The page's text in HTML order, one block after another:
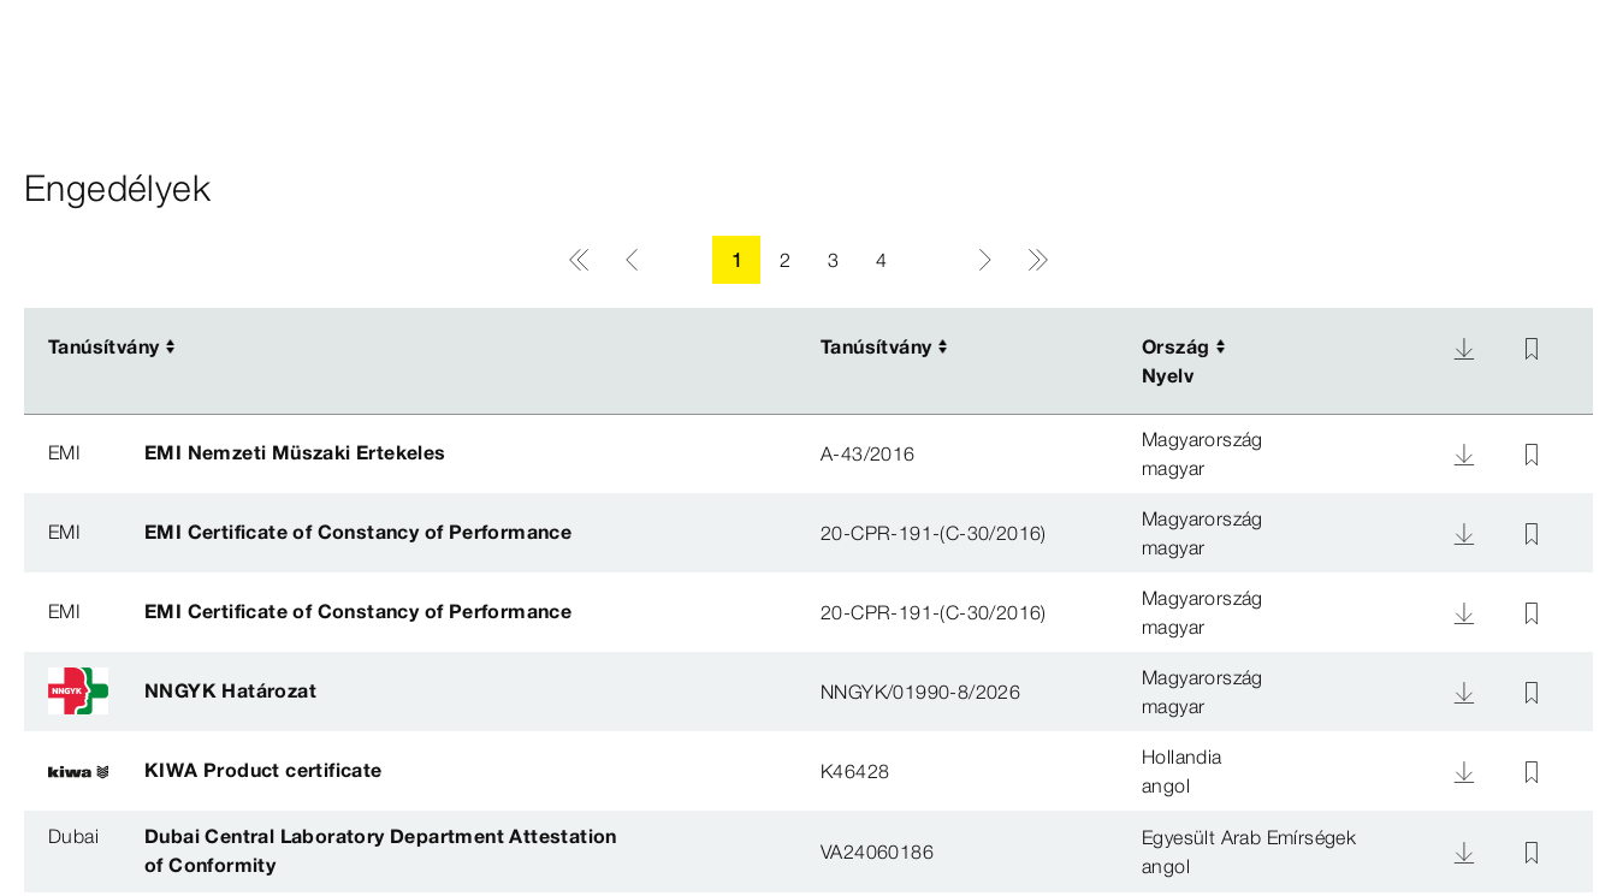
Engedélyek
1 2 3 4
Tanúsítvány Tanúsítvány
Ország
Nyelv
Tanúsítvány Tanúsítvány
Ország
Nyelv
EMI EMI Nemzeti Müszaki Ertekeles A-43/2016
Magyarország
magyar
EMI EMI Certificate of Constancy of Performance 20-CPR-191-(C-30/2016)
Magyarország
magyar
EMI EMI Certificate of Constancy of Performance 20-CPR-191-(C-30/2016)
Magyarország
magyar
NNGYK Határozat NNGYK/01990-8/2026
Magyarország
magyar
KIWA Product certificate K46428
Hollandia
angol
Dubai
Dubai Central Laboratory Department Attestation
of Conformity
VA24060186
Egyesült Arab Emírségek
angol